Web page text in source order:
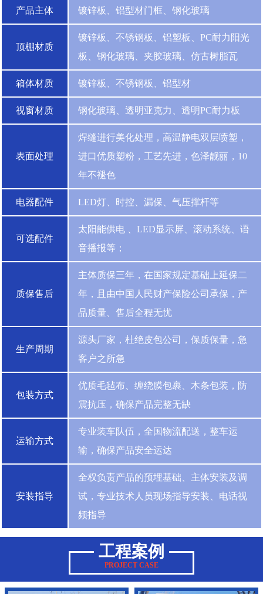
产品主体 镀锌板、铝型材门框、钢化玻璃
顶棚材质
镀锌板、不锈钢板、铝塑板、PC耐力阳光
板、钢化玻璃、夹胶玻璃、仿古树脂瓦
箱体材质 镀锌板、不锈钢板、铝型材
视窗材质 钢化玻璃、透明亚克力、透明PC耐力板
表面处理
焊缝进行美化处理，高温静电双层喷塑，
进口优质塑粉，工艺先进，色泽靓丽，10
年不褪色
电器配件 LED灯、时控、漏保、气压撑杆等
可选配件
太阳能供电 、LED显示屏、滚动系统、语
音播报等；
质保售后
主体质保三年，在国家规定基础上延保二
年，且由中国人民财产保险公司承保，产
品质量、售后全程无忧
生产周期
源头厂家，杜绝皮包公司，保质保量，急
客户之所急
包装方式
优质毛毡布、缠绕膜包裹、木条包装，防
震抗压，确保产品完整无缺
运输方式
专业装车队伍，全国物流配送，整车运
输，确保产品安全运达
安装指导
全权负责产品的预埋基础、主体安装及调
试，专业技术人员现场指导安装、电话视
频指导
工程案例
PROJECT CASE